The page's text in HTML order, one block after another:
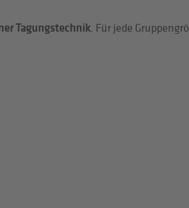
Tagungstechnik. Für jede